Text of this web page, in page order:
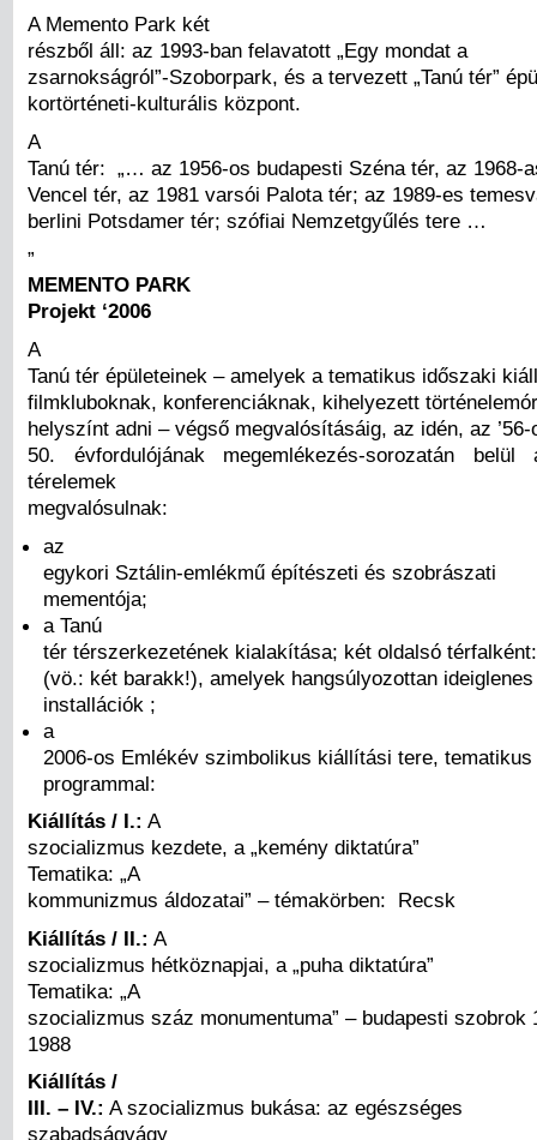
A Memento Park két
részből áll: az 1993-ban felavatott „Egy mondat a
zsarnokságról”-Szoborpark, és a tervezett „Tanú tér”
kortörténeti-kulturális központ.
A
Tanú tér: „… az 1956-os budapesti Széna tér, az 1968-
Vencel tér, az 1981 varsói Palota tér; az 1989-es
berlini Potsdamer tér; szófiai Nemzetgyűlés tere …
„
MEMENTO PARK
Projekt ‘2006
A
Tanú tér épületeinek – amelyek a tematikus időszaki
filmkluboknak, konferenciáknak, kihelyezett
helyszínt adni – végső megvalósításáig, az idén, az
50. évfordulójának megemlékezés-sorozatán belül
térelemek
megvalósulnak:
az
egykori Sztálin-emlékmű építészeti és szobrászati
mementója;
a Tanú
tér térszerkezetének kialakítása; két oldalsó
(vö.: két barakk!), amelyek hangsúlyozottan
installációk ;
a
2006-os Emlékév szimbolikus kiállítási tere,
programmal:
Kiállítás / I.: A
szocializmus kezdete, a „kemény diktatúra”
Tematika: „A
kommunizmus áldozatai” – témakörben: Recsk
Kiállítás / II.: A
szocializmus hétköznapjai, a „puha diktatúra”
Tematika: „A
szocializmus száz monumentuma” – budapesti szobrok
1988
Kiállítás /
III. – IV.: A szocializmus bukása: az egészséges
szabadságvágy